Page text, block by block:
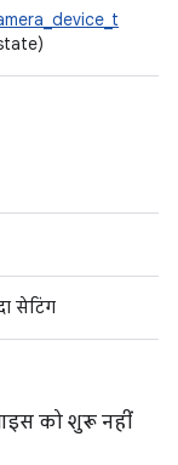
सेटिंग
को शुरू नहीं